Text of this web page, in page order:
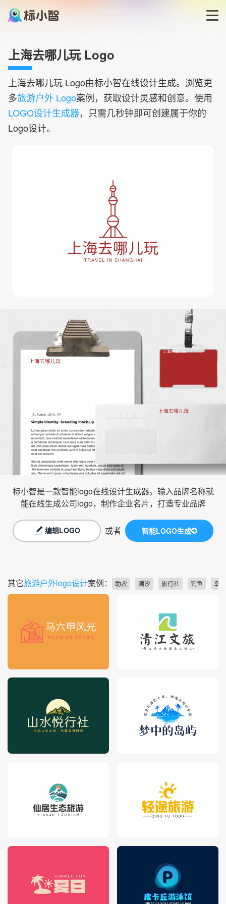
LOGO生成器
LOGO模板
上海去哪儿玩 Logo
上海去哪儿玩 Logo由标小智在线设计生成。浏览更
多旅游户外 Logo案例，获取设计灵感和创意。使用
LOGO设计生成器，只需几秒钟即可创建属于你的
Logo设计。
标小智是一款智能logo在线设计生成器。输入品牌名称就
能在线生成公司logo，制作企业名片，打造专业品牌
编辑LOGO 或者 智能LOGO生成
其它旅游户外logo设计案例： 助农 潮汐 旅行社 钓鱼 幸运